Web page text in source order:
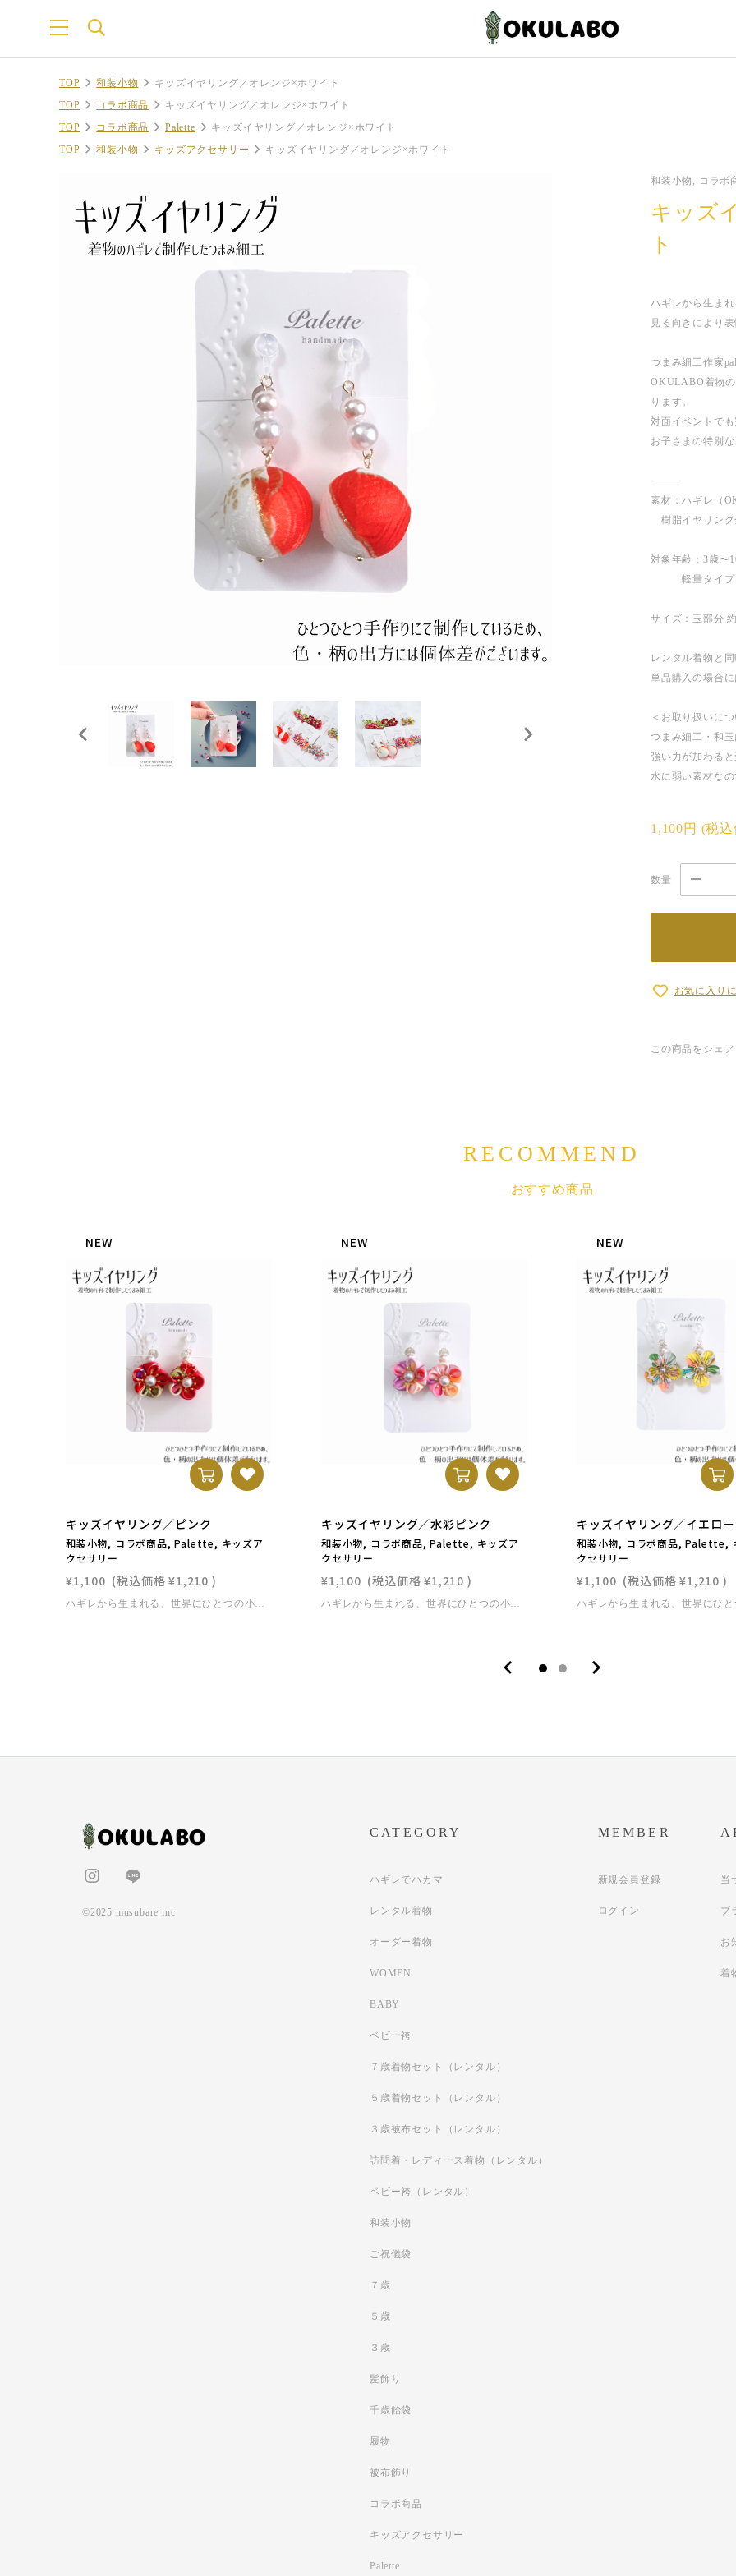
TOP 和装小物
キッズイヤリング／オレンジ×ホワイト
TOP
コラボ商品
キッズイヤリング／オレンジ×ホワイト
TOP
コラボ商品 Palette
キッズイヤリング／オレンジ×ホワイト
TOP
和装小物 キッズアクセサリー キッズイヤリング／オレンジ×ホワイト
和装小物, コラボ
キッズ
ト
ハギレから生ま
見る向きにより
つまみ細工作家
OKULABO着物
ります。
対面イベントで
お子さまの特別
⸻
素材：ハギレ（
樹脂イヤリング
対象年齢：3歳〜
軽量タイプ
サイズ：玉部分
レンタル着物と
単品購入の場合
＜お取り扱いに
つまみ細工・和
強い力が加わる
水に弱い素材な
1,100円 (税
数量
お気に入り
この商品をシェア
RECOMMEND
おすすめ商品
NEW
キッズイヤリング／ピンク
和装小物, コラボ商品, Palette, キッズア
クセサリー
¥1,100 (税込価格 ¥1,210 )
ハギレから生まれる、世界にひとつの小さな花。つまみ細工作家paletteによるコラボレーションアイテム。OKULABO着物のハギレを使い、ひとつひとつ丁寧に折りあげた小花が耳もとを彩ります。対面イベントでも完売する人気シリーズが、ついにオンラインにも登場！お子さまの特別な日を、やさしく華やかに演出します。⸻素材：ハギレ（OKULABO七五三着物生地） 樹脂イヤリング金具（痛くなりにくい仕様） 対象年齢：3歳〜10歳前後 軽量タイプで安心です。サイズ：花部分 約2cmレンタル着物と同時購入の場合には送料はかかりません。単品購入の場合には、ネコポスでお届けいたします。 ＜お取り扱いについて＞ つまみ細工・和玉は、繊細な商品です。強い力が加わると歪みが出たり、接着が取れてしまう可能性がございます。水に弱い素材なので、雨や水濡れにお気をつけください。
NEW
キッズイヤリング／水彩ピンク
和装小物, コラボ商品, Palette, キッズア
クセサリー
¥1,100 (税込価格 ¥1,210 )
ハギレから生まれる、世界にひとつの小さな花。つまみ細工作家paletteによるコラボレーションアイテム。OKULABO着物のハギレを使い、ひとつひとつ丁寧に折りあげた小花が耳もとを彩ります。対面イベントでも完売する人気シリーズが、ついにオンラインにも登場！お子さまの特別な日を、やさしく華やかに演出します。⸻素材：ハギレ（OKULABO七五三着物生地） 樹脂イヤリング金具（痛くなりにくい仕様） 対象年齢：3歳〜10歳前後 軽量タイプで安心です。サイズ：花部分 約2cmレンタル着物と同時購入の場合には送料はかかりません。単品購入の場合には、ネコポスでお届けいたします。 ＜お取り扱いについて＞ つまみ細工・和玉は、繊細な商品です。強い力が加わると歪みが出たり、接着が取れてしまう可能性がございます。水に弱い素材なので、雨や水濡れにお気をつけください。
NEW
キッズイヤリング／イエロー
和装小物, コラボ商品, Palette,
クセサリー
¥1,100 (税込価格 ¥1,210 )
©2025 musubare inc
CATEGORY
ハギレでハカマ
レンタル着物
オーダー着物
WOMEN
BABY
ベビー袴
７歳着物セット（レンタル）
５歳着物セット（レンタル）
３歳被布セット（レンタル）
訪問着・レディース着物（レンタル）
ベビー袴（レンタル）
和装小物
ご祝儀袋
７歳
５歳
３歳
髪飾り
千歳飴袋
履物
被布飾り
コラボ商品
キッズアクセサリー
Palette
MEMBER
新規会員登録
ログイン
当
ブ
お
着